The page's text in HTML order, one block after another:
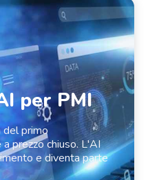
per PMI
del primo
prezzo chiuso. L'AI
e diventa parte